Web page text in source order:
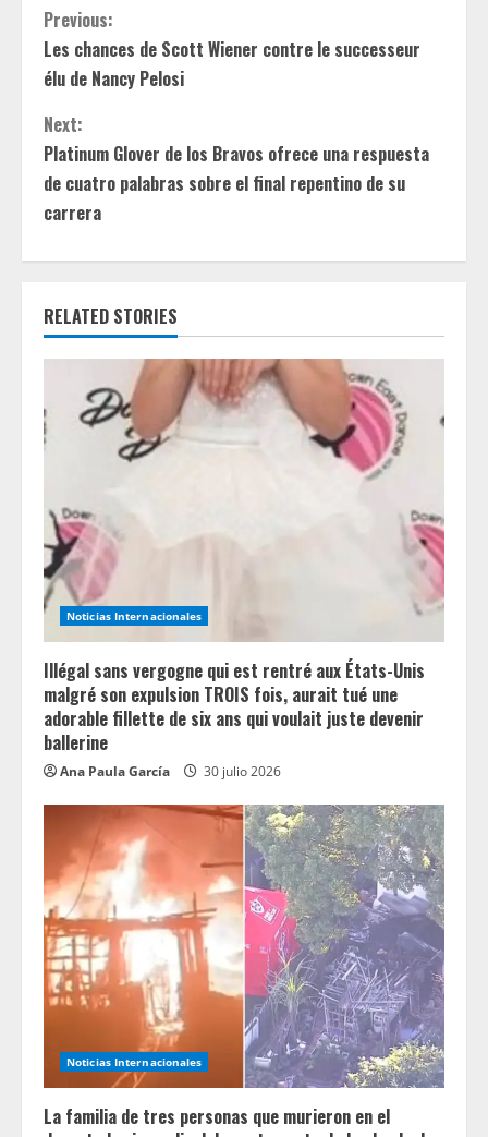
C
o
n
t
i
n
u
e
e
d
i
n
g
Previous:
Les chances de Scott Wiener contre le successeur
élu de Nancy Pelosi
Next:
Platinum Glover de los Bravos ofrece una respuesta
de cuatro palabras sobre el final repentino de su
carrera
RELATED STORIES
Noticias Internacionales
Illégal sans vergogne qui est rentré aux États-Unis
malgré son expulsion TROIS fois, aurait tué une
adorable fillette de six ans qui voulait juste devenir
ballerine
Ana Paula García 30 julio 2026
Noticias Internacionales
La familia de tres personas que murieron en el